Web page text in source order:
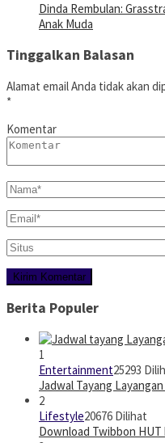
Dinda Rembulan:
Anak Muda
Tinggalkan Balasan
Alamat email Anda tidak akan
*
Komentar
Berita Populer
1
Entertainment25293
Jadwal Tayang
2
Lifestyle20676 Dilihat
Download Twibbon